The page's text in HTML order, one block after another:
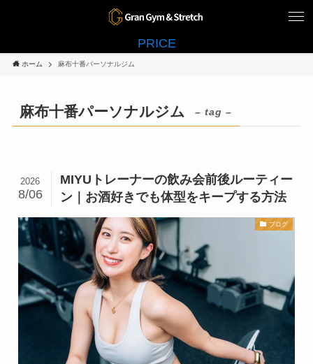
PRICE
ホーム 麻布十番パーソナルジム
麻布十番パーソナルジム – tag –
MIYUトレーナーの飲み会前後ルーティー
ン｜お酒好きでも体型をキープする方法
2026
8/06
ブログ